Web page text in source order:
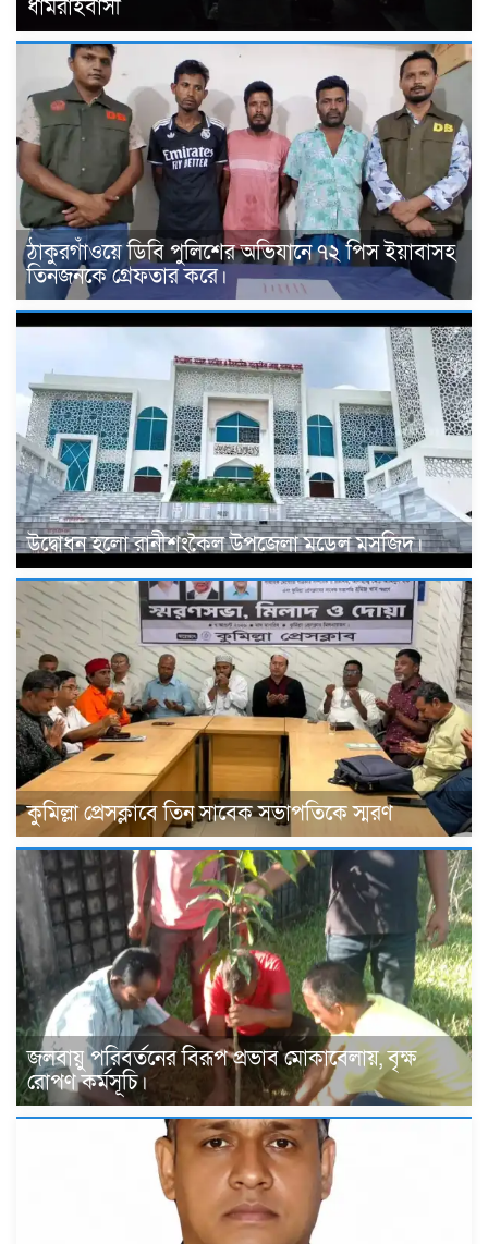
ধামরাইবাসী
ঠাকুরগাঁওয়ে ডিবি পুলিশের অভিযানে ৭২ পিস ইয়াবাসহ
তিনজনকে গ্রেফতার করে।
উদ্বোধন হলো রানীশংকৈল উপজেলা মডেল মসজিদ।
কুমিল্লা প্রেসক্লাবে তিন সাবেক সভাপতিকে স্মরণ
জলবায়ু পরিবর্তনের বিরূপ প্রভাব মোকাবেলায়, বৃক্ষ
রোপণ কর্মসূচি।